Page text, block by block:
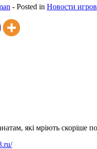
- Posted in Новости
які мріють скоріше